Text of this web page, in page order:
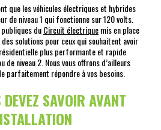
que les véhicules électriques et hybrides
de niveau 1 qui fonctionne sur 120 volts.
duCircuit électriquemis en place
solutions pour ceux qui souhaitent avoir
plus performante et rapide
de niveau 2. Nous vous offrons d’ailleurs
parfaitement répondre à vos besoins.
DEVEZ SAVOIR AVANT